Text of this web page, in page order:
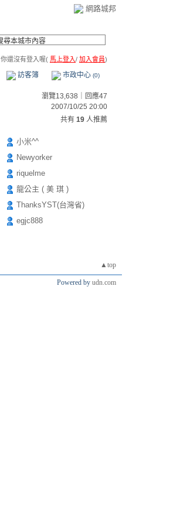
網路城邦
你還沒有登入喔( 馬上登入/ 加入會員)
訪客簿 市政中心 (0)
瀏覽13,638｜回應47
2007/10/25 20:00
共有 19 人推薦
小米^^
Newyorker
riquelme
龍公主 ( 美 琪 )
ThanksYST(台灣省)
egjc888
▲top
Powered by udn.com